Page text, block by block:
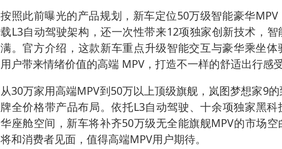
习近平心系体育强国建设
按照此前曝光的产品规划，新车定位50万级智能豪华MPV
载L3自动驾驶架构，还一次性带来12项独家创新技术，智
满。官方介绍，这款新车重点升级智能交互与豪华乘坐体
用户带来情绪价值的高端 MPV，打造不一样的舒适出行感受
从30万家用高端MPV到50万以上顶级旗舰，岚图梦想家9
牌全价格带产品布局。依托L3自动驾驶、十余项独家黑科
华座舱空间，新车将补齐50万级无全能旗舰MPV的市场空
将和消费者见面，值得高端MPV用户期待。